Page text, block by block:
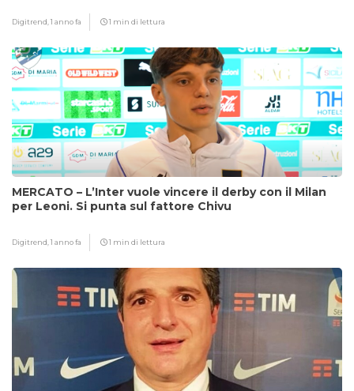
Digitrend,1 anno fa 1 min di lettura
MERCATO – L’Inter vuole vincere il derby con il Milan
per Leoni. Si punta sul fattore Chivu
Digitrend,1 anno fa 1 min di lettura